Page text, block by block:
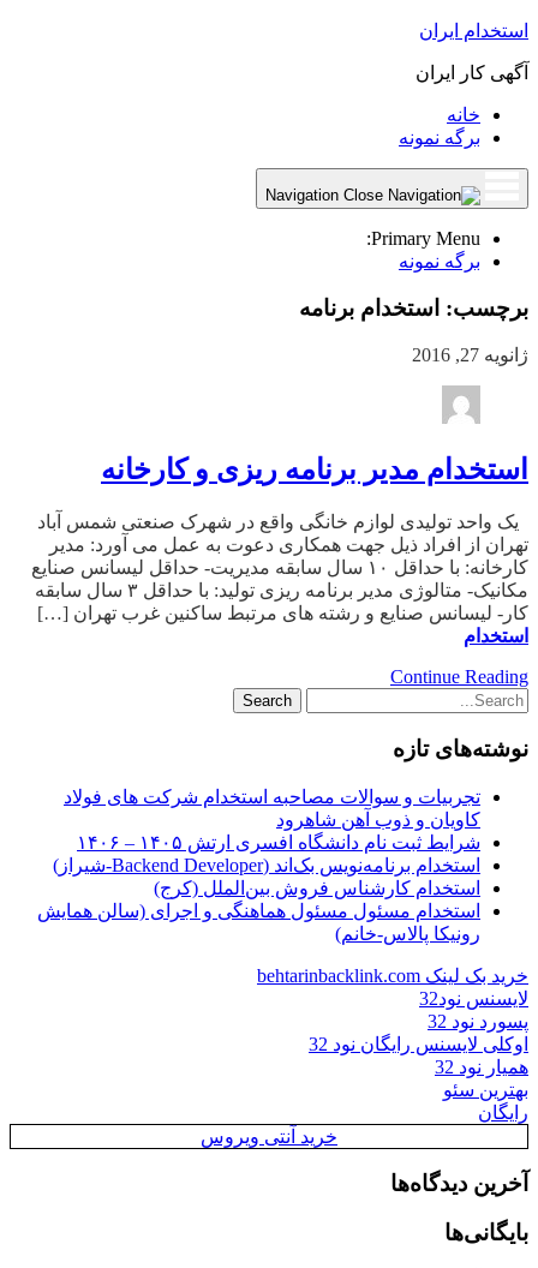
استخدام ایران
آگهی کار ایران
خانه
برگه نمونه
Primary Menu:
برگه نمونه
برچسب: استخدام برنامه
ژانویه 27, 2016
استخدام مدیر برنامه ریزی و کارخانه
یک واحد تولیدی لوازم خانگی واقع در شهرک صنعتی شمس آباد
تهران از افراد ذیل جهت همکاری دعوت به عمل می آورد: مدیر
کارخانه: با حداقل ۱۰ سال سابقه مدیریت- حداقل لیسانس صنایع
مکانیک- متالوژی مدیر برنامه ریزی تولید: با حداقل ۳ سال سابقه
کار- لیسانس صنایع و رشته های مرتبط ساکنین غرب تهران […]
استخدام
Continue Reading
نوشته‌های تازه
تجربیات و سوالات مصاحبه استخدام شرکت های فولاد
کاویان و ذوب آهن شاهرود
شرایط ثبت نام دانشگاه افسری ارتش ۱۴۰۵ – ۱۴۰۶
استخدام برنامه‌نویس بک‌اند (Backend Developer-شیراز)
استخدام کارشناس فروش بین‌الملل (کرج)
استخدام مسئول مسئول هماهنگی و اجرای (سالن همایش
رونیکا پالاس-خانم)
خرید بک لینک behtarinbacklink.com
لایسنس نود32
پسورد نود 32
اوکلی لایسنس رایگان نود 32
همیار نود 32
بهترین سئو
رایگان
خرید آنتی ویروس
آخرین دیدگاه‌ها
بایگانی‌ها